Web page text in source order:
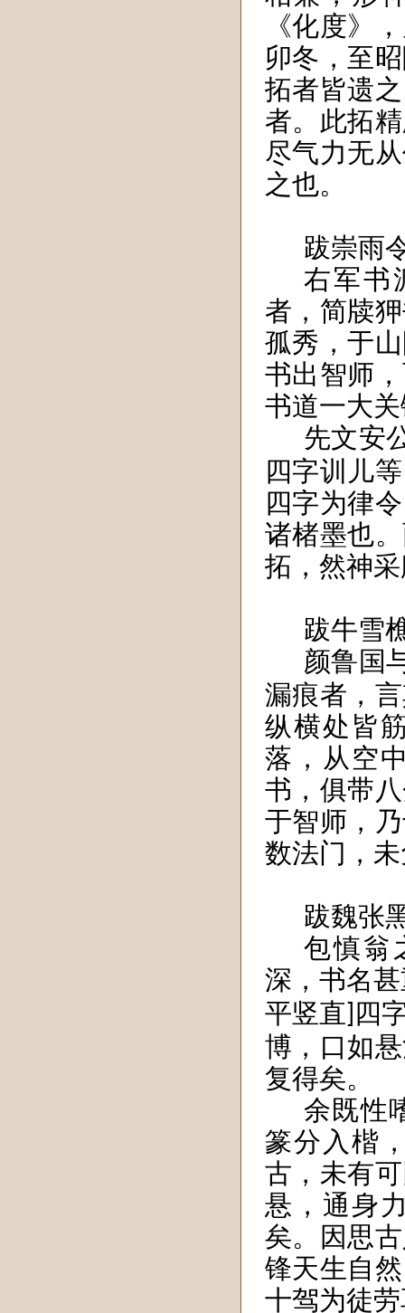
《化度》
卯冬，至
拓者皆遗
者。此拓
尽气力无
之也。
跋崇雨
右军书
者，简牍
孤秀，于
书出智师
书道一大
先文安
四字训儿
四字为律
诸楮墨也
拓，然神
跋牛雪
颜鲁国
漏痕者，
纵横处皆
落，从空
书，俱带
于智师，
数法门，
跋魏张
包慎翁
深，书名
平竖直 四
博，口如
复得矣。
余既性
篆分入楷
古，未有
悬，通身
矣。因思
锋天生自
十驾为徒